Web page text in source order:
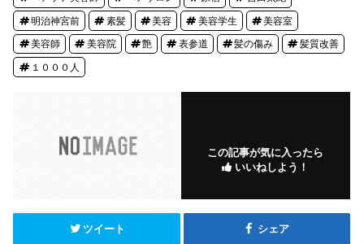
明治神宮前 素髪 美容 美容学生 美容室
美容師 美容院 艶 表参道 髪の傷み 髪質改善
１０００人
この記事が気に入ったら
いいねしよう！
ツイート シェア